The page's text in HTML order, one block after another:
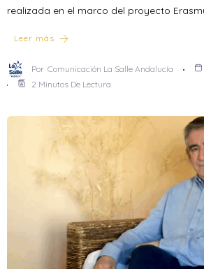
realizada en el marco del proyecto
Leer más
Por Comunicación La Salle Andalucía
2 Minutos De Lectura